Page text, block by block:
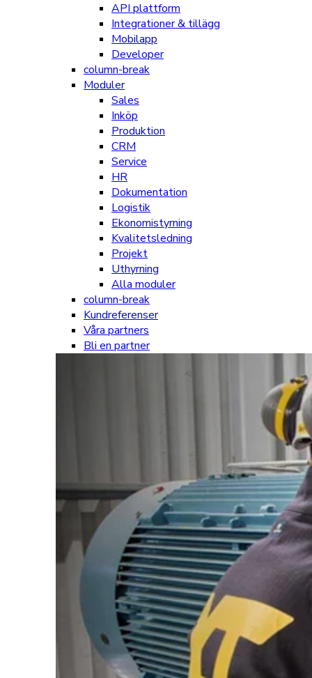
API plattform
Integrationer & tillägg
Mobilapp
Developer
column-break
Moduler
Sales
Inköp
Produktion
CRM
Service
HR
Dokumentation
Logistik
Ekonomistyrning
Kvalitetsledning
Projekt
Uthyrning
Alla moduler
column-break
Kundreferenser
Våra partners
Bli en partner